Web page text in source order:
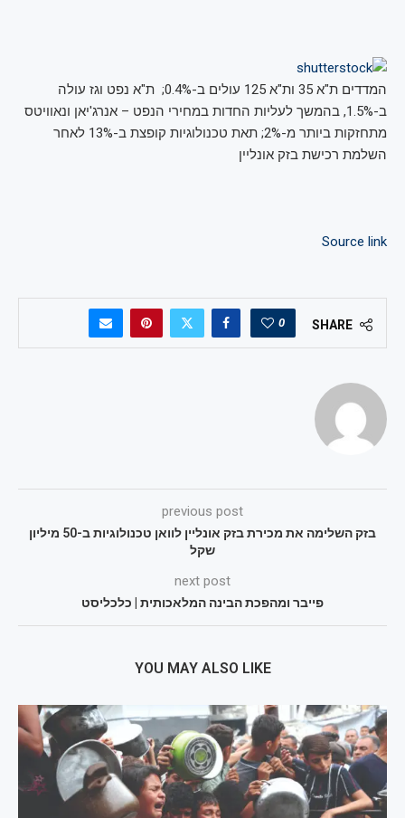
המדדים ת"א 35 ות"א 125 עולים ב-0.4%; ת"א נפט וגז עולה
ב-1.5%, בהמשך לעליות החדות במחירי הנפט – אנרג'יאן ונאוויטס
מתחזקות ביותר מ-2%; תאת טכנולוגיות קופצת ב-13% לאחר
השלמת רכישת בזק אונליין
Source link
SHARE
0
previous post
בזק השלימה את מכירת בזק אונליין לוואן טכנולוגיות ב-50 מיליון
שקל
next post
פייבר ומהפכת הבינה המלאכותית | כלכליסט
YOU MAY ALSO LIKE